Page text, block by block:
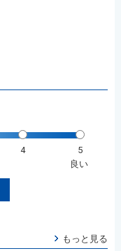
4
5
良い
もっと見る